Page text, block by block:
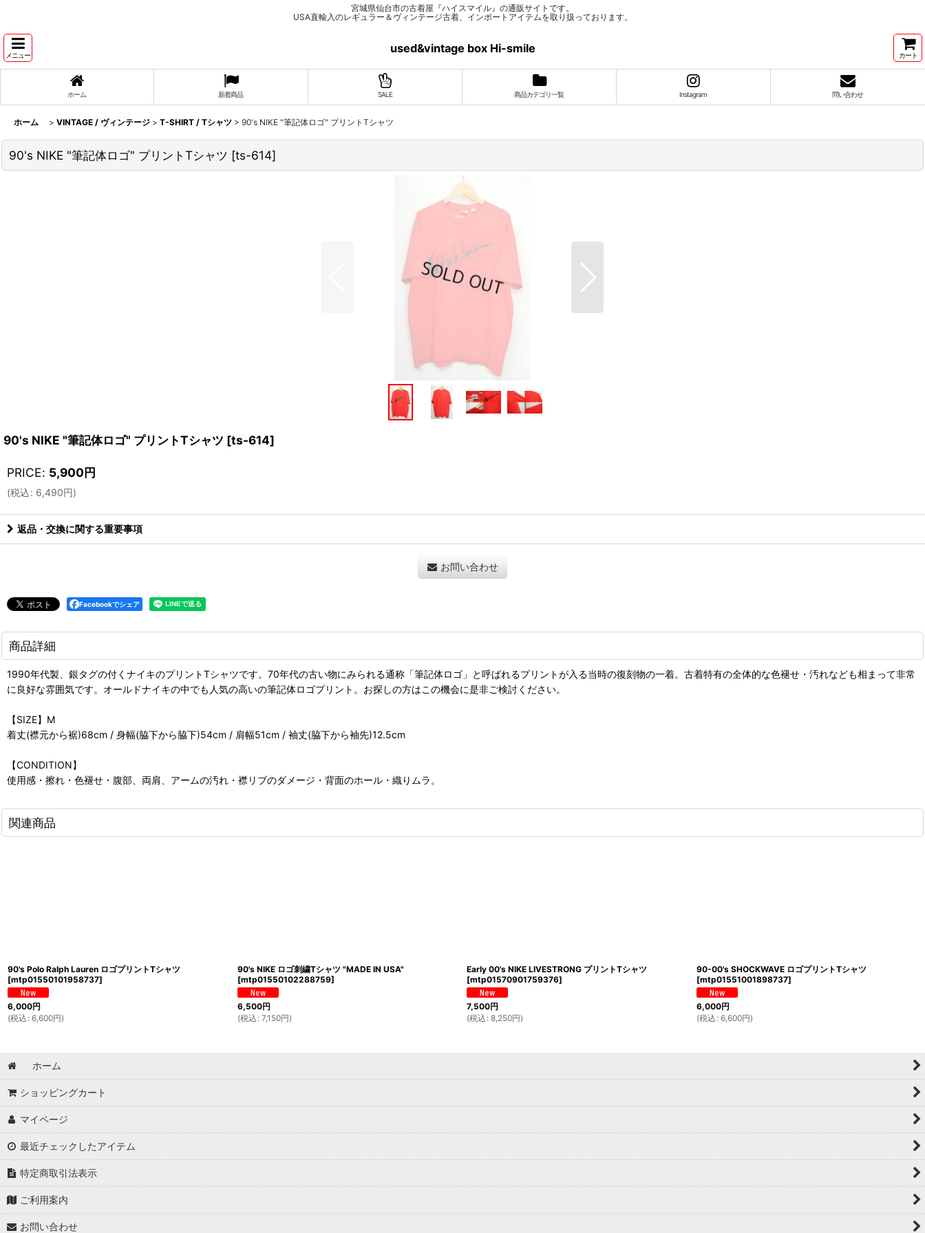
宮城県仙台市の古着屋『ハイスマイル』の通販サイトです。
USA直輸入のレギュラー＆ヴィンテージ古着、インポートアイテムを取り扱っております。
メニュー
used&vintage box Hi-smile
カート
ホーム 新着商品 SALE 商品カテゴリ一覧 Instagram 問い合わせ
ホーム > VINTAGE / ヴィンテージ > T-SHIRT / Tシャツ > 90's NIKE "筆記体ロゴ" プリントTシャツ
90's NIKE "筆記体ロゴ" プリントTシャツ [ts-614]
90's NIKE "筆記体ロゴ" プリントTシャツ [ts-614]
PRICE: 5,900円
(税込: 6,490円)
返品・交換に関する重要事項
お問い合わせ
Facebookでシェア
商品詳細
1990年代製、銀タグの付くナイキのプリントTシャツです。70年代の古い物にみられる通称「筆記体ロゴ」と呼ばれるプリントが入る当時の復刻物の一着。古着特有の全体的な色褪せ・汚れなども相まって非常
に良好な雰囲気です。オールドナイキの中でも人気の高いの筆記体ロゴプリント。お探しの方はこの機会に是非ご検討ください。
【SIZE】M
着丈(襟元から裾)68cm / 身幅(脇下から脇下)54cm / 肩幅51cm / 袖丈(脇下から袖先)12.5cm
【CONDITION】
使用感・擦れ・色褪せ・腹部、両肩、アームの汚れ・襟リブのダメージ・背面のホール・織りムラ。
関連商品
90's Polo Ralph Lauren ロゴプリントTシャツ
[mtp01550101958737]
6,000円
(税込 : 6,600円)
90's NIKE ロゴ刺繍Tシャツ "MADE IN USA"
[mtp01550102288759]
6,500円
(税込 : 7,150円)
Early 00's NIKE LIVESTRONG プリントTシャツ
[mtp01570901759376]
7,500円
(税込 : 8,250円)
90-00's SHOCKWAVE ロゴプリントTシャツ
[mtp01551001898737]
6,000円
(税込 : 6,600円)
ホーム
ショッピングカート
マイページ
最近チェックしたアイテム
特定商取引法表示
ご利用案内
お問い合わせ